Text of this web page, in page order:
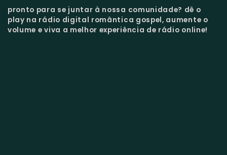
pronto para se juntar à nossa comunidade? dê o
play na rádio digital romântica gospel, aumente o
volume e viva a melhor experiência de rádio online!